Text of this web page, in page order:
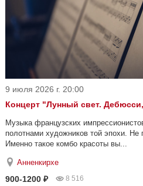
9 июля 2026 г. 20:00
Концерт "Лунный свет.
Музыка французских
полотнами художников той эпохи. Не
Именно такое комбо красоты вы...
Анненкирхе
900-1200 ₽ 8 516